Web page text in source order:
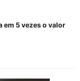
em 5 vezes o valor